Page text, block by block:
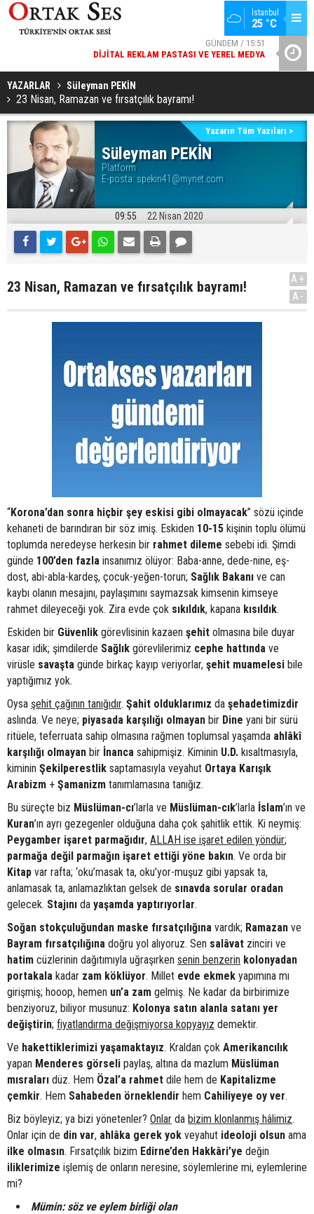
İstanbul
25 °C
GÜNDEM / 15:51
DIJITAL REKLAM PASTASI VE YEREL MEDYA
SPOR / 14:20
YAZARLAR Süleyman PEKİN
23 Nisan, Ramazan ve fırsatçılık bayramı!
Süleyman PEKİN
Platform
E-posta: spekin41@mynet.com
Yazarın Tüm Yazıları >
09:55 22 Nisan 2020
23 Nisan, Ramazan ve fırsatçılık bayramı!
A+
A-
“Korona’dan sonra hiçbir şey eskisi gibi olmayacak” sözü içinde
kehaneti de barındıran bir söz imiş. Eskiden 10-15 kişinin toplu ölümü
toplumda neredeyse herkesin bir rahmet dileme sebebi idi. Şimdi
günde 100’den fazla insanımız ölüyor: Baba-anne, dede-nine, eş-
dost, abi-abla-kardeş, çocuk-yeğen-torun; Sağlık Bakanı ve can
kaybı olanın mesajını, paylaşımını saymazsak kimsenin kimseye
rahmet dileyeceği yok. Zira evde çok sıkıldık, kapana kısıldık.
Eskiden bir Güvenlik görevlisinin kazaen şehit olmasına bile duyar
kasar idik; şimdilerde Sağlık görevlilerimiz cephe hattında ve
virüsle savaşta günde birkaç kayıp veriyorlar, şehit muamelesi bile
yaptığımız yok.
Oysa şehit çağının tanığıdır. Şahit olduklarımız da şehadetimizdir
aslında. Ve neye; piyasada karşılığı olmayan bir Dine yani bir sürü
ritüele, teferruata sahip olmasına rağmen toplumsal yaşamda ahlâkî
karşılığı olmayan bir İnanca sahipmişiz. Kiminin U.D. kısaltmasıyla,
kiminin Şekilperestlik saptamasıyla veyahut Ortaya Karışık
Arabizm + Şamanizm tanımlamasına tanığız.
Bu süreçte biz Müslüman-cı’larla ve Müslüman-cık’larla İslam’ın ve
Kuran’ın ayrı gezegenler olduğuna daha çok şahitlik ettik. Ki neymiş:
Peygamber işaret parmağıdır, ALLAH ise işaret edilen yöndür;
parmağa değil parmağın işaret ettiği yöne bakın. Ve orda bir
Kitap var rafta; ‘oku’masak ta, oku’yor-muşuz gibi yapsak ta,
anlamasak ta, anlamazlıktan gelsek de sınavda sorular oradan
gelecek. Stajını da yaşamda yaptırıyorlar.
Soğan stokçuluğundan maske fırsatçılığına vardık; Ramazan ve
Bayram fırsatçılığına doğru yol alıyoruz. Sen salâvat zinciri ve
hatim cüzlerinin dağıtımıyla uğraşırken senin benzerin kolonyadan
portakala kadar zam köklüyor. Millet evde ekmek yapımına mı
girişmiş; hooop, hemen un’a zam gelmiş. Ne kadar da birbirimize
benziyoruz, biliyor musunuz: Kolonya satın alanla satanı yer
değiştirin; fiyatlandırma değişmiyorsa kopyayız demektir.
Ve hakettiklerimizi yaşamaktayız. Kraldan çok Amerikancılık
yapan Menderes görseli paylaş, altına da mazlum Müslüman
mısraları düz. Hem Özal’a rahmet dile hem de Kapitalizme
çemkir. Hem Sahabeden örneklendir hem Cahiliyeye oy ver.
Biz böyleyiz; ya bizi yönetenler? Onlar da bizim klonlanmış hâlimiz.
Onlar için de din var, ahlâka gerek yok veyahut ideoloji olsun ama
ilke olmasın. Fırsatçılık bizim Edirne’den Hakkâri’ye değin
iliklerimize işlemiş de onların neresine; söylemlerine mi, eylemlerine
mi?
Mümin: söz ve eylem birliği olan